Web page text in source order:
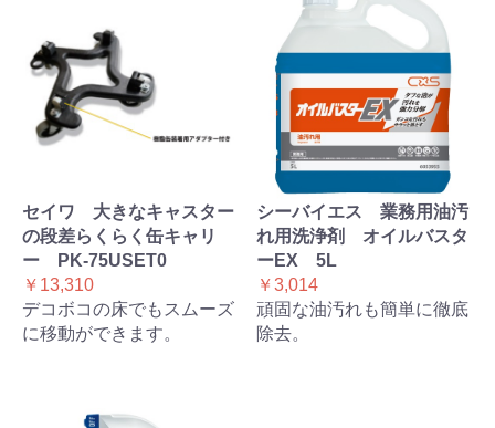
セイワ 大きなキャスター
の段差らくらく缶キャリ
ー PK-75USET0
￥13,310
デコボコの床でもスムーズ
に移動ができます。
シーバイエス 業務用油汚
れ用洗浄剤 オイルバスタ
ーEX 5L
￥3,014
頑固な油汚れも簡単に徹底
除去。